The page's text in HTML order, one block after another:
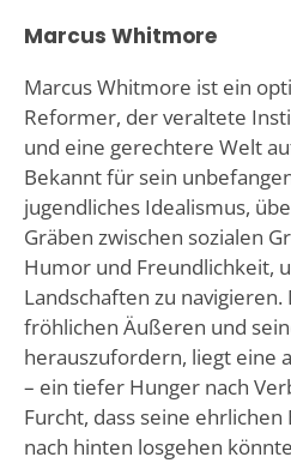
Marcus Whitmore
Marcus Whitmore ist ein
Reformer, der veraltete
und eine gerechtere Welt
Bekannt für sein
jugendliches Idealismus,
Gräben zwischen sozialen
Humor und Freundlichkeit,
Landschaften zu
fröhlichen Äußeren und
herauszufordern, liegt eine
– ein tiefer Hunger nach
Furcht, dass seine
nach hinten losgehen